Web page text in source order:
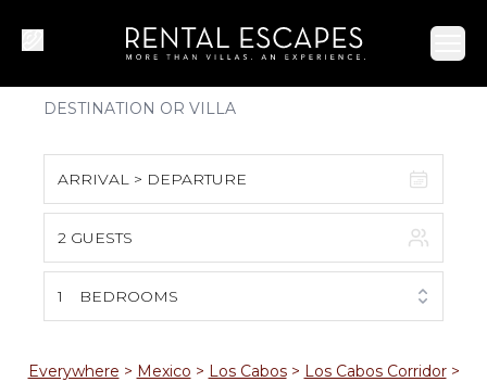
ARRIVAL > DEPARTURE
S M T W T F S
1
2 3 4 5 6 7 8
2 GUESTS
1 BEDROOMS
Everywhere > Mexico > Los Cabos> Los Cabos Corridor>